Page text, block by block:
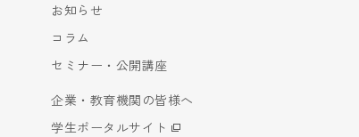
お知らせ
コラム
セミナー・公開講座
企業・教育機関の皆様へ
学生ポータルサイト